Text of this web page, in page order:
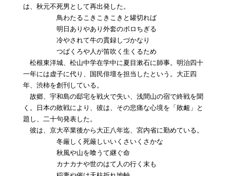
は、秋元不死男として再出発した。
鳥わたるこきこきこきと罐切れば
明日ありやあり外套のボロちぎる
冷やされて牛の貫録しづかなり
つばくろや人が笛吹く生くるため
松根東洋城、松山中学在学中に夏目漱石に師事。明治四十
一年には虚子に代り、国民俳壇を担当したという。大正四
年、渋柿を創刊している。
故郷、宇和島の邸宅を戦火で失い、浅間山の宿で終戦を聞
く。日本の敗戦により、彼は、その悲痛な心境を「敗衄」と
題し、二十句発表した。
彼は、京大卒業後から大正八年迄、宮内省に勤めている。
冬厳しく死厳しいいくさいくさかな
秋風や山を喰うて継ぐ命
カナカナや世のはて人の行く末も